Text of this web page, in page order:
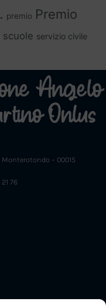
premio Premio
scuole servizio civile
– 00015
76